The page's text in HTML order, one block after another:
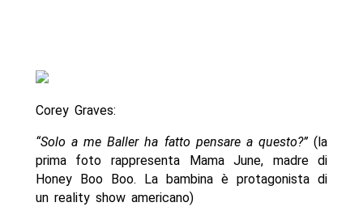
Corey Graves:
“Solo a me Baller ha fatto pensare a questo?”(la
prima foto rappresenta Mama June, madre di
Honey Boo Boo. La bambina è protagonista di
un reality show americano)